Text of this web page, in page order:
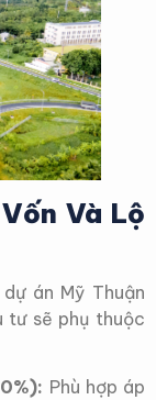
Và Lộ
án Mỹ Thuận
tư sẽ phụ thuộc
Phù hợp áp